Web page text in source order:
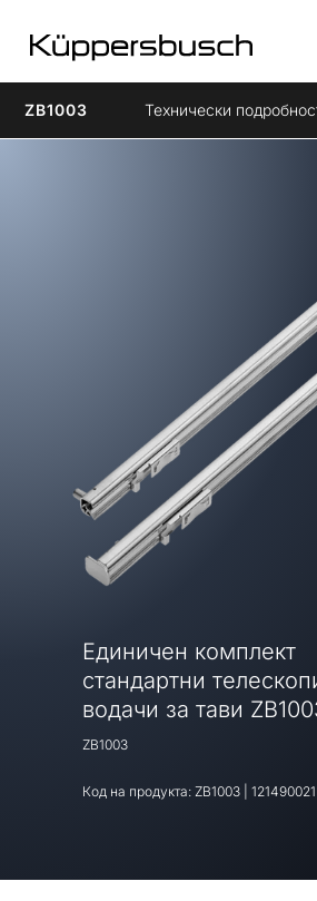
ZB1003 Технически
Единичен комплект
стандартни
водачи за тави
ZB1003
Код на продукта: ZB1003 121490021